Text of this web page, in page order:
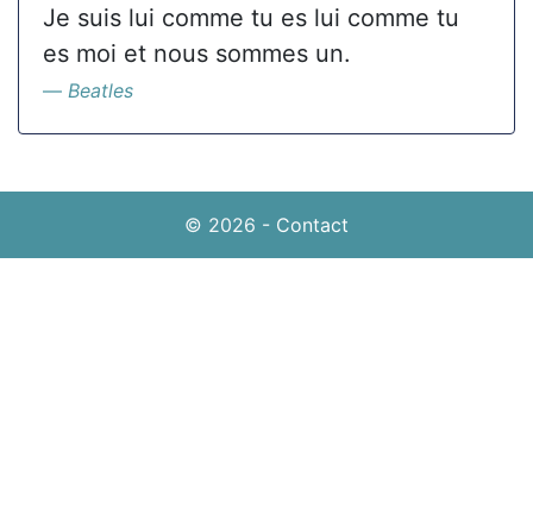
Je suis lui comme tu es lui comme tu
es moi et nous sommes un.
Beatles
© 2026 - Contact